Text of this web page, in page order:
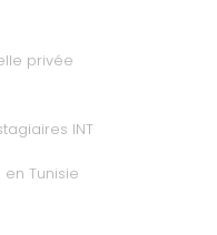
privée
INT
Tunisie